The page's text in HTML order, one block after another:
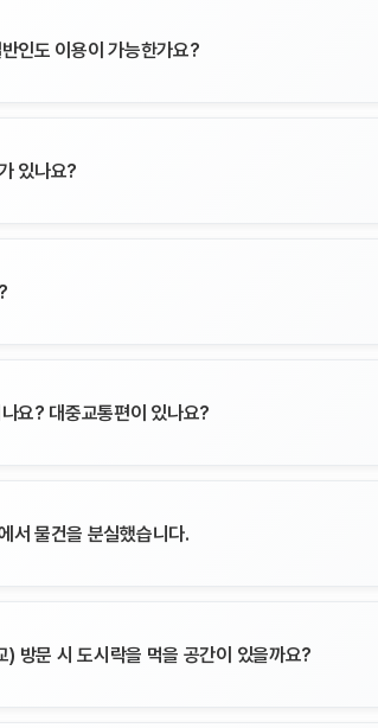
인도 이용이 가능한가요?
있나요?
요? 대중교통편이 있나요?
서 물건을 분실했습니다.
) 방문 시 도시락을 먹을 공간이 있을까요?